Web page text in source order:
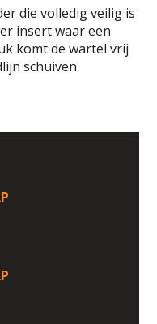
die volledig veilig is
insert waar een
komt de wartel vrij
schuiven.